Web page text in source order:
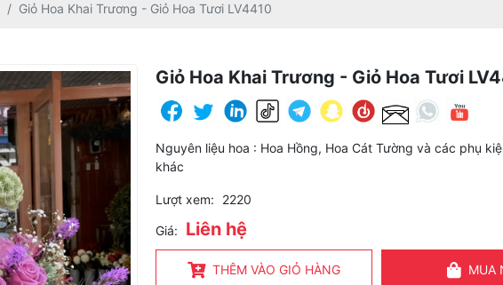
Giỏ Hoa Khai Trương - Giỏ Hoa Tươi LV4410
Giỏ Hoa Khai Trương - Giỏ Hoa Tươi
Nguyên liệu hoa : Hoa Hồng, Hoa Cát Tường và các phụ
khác
Lượt xem: 2220
Giá: Liên hệ
THÊM VÀO GIỎ HÀNG MUA